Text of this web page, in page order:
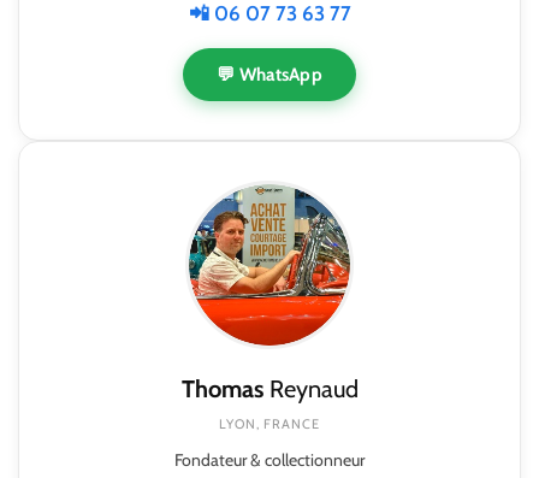
📲 06 07 73 63 77
💬 WhatsApp
ThomasReynaud
LYON, FRANCE
Fondateur & collectionneur